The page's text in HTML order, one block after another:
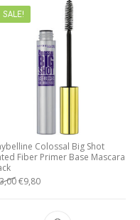
SALE!
Colossal Big Shot
Fiber Primer Base Mascara
€9,80